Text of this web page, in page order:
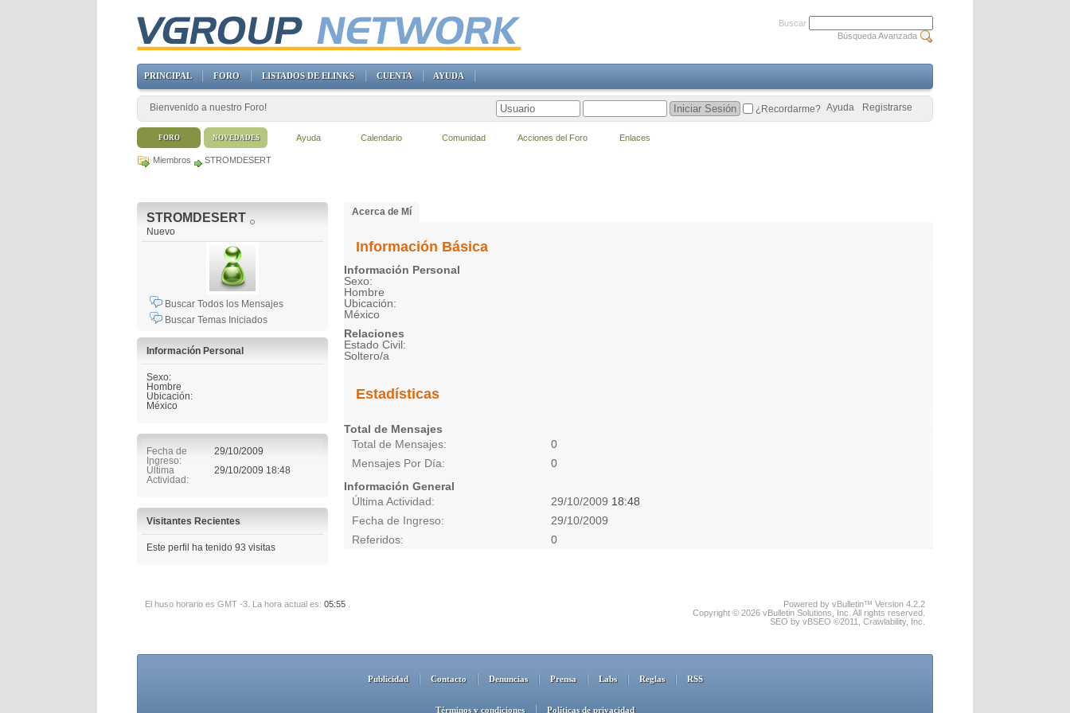
Miembros STROMDESERT
STROMDESERT
Nuevo
Buscar Todos los Mensajes
Buscar Temas Iniciados
Información Personal
Sexo:
Hombre
Ubicación:
México
Fecha de
Ingreso
29/10/2009
Última
Actividad
29/10/2009 18:48
Visitantes Recientes
Este perfil ha tenido 93 visitas
Acerca de Mí
Información Básica
Información Personal
Sexo:
Hombre
Ubicación:
México
Relaciones
Estado Civil:
Soltero/a
Estadísticas
Total de Mensajes
Total de Mensajes
0
Mensajes Por Día
0
Información General
Última Actividad
29/10/2009 18:48
Fecha de Ingreso
29/10/2009
Referidos
0
El huso horario es GMT -3. La hora actual es: 05:55
Powered by vBulletin™ Version 4.2.2
Copyright © 2026 vBulletin Solutions, Inc. All rights reserved.
SEO by vBSEO ©2011, Crawlability, Inc.
Publicidad Contacto Denuncias Prensa Labs Reglas RSS
Términos y condiciones Políticas de privacidad
Buscar
Búsqueda Avanzada
PRINCIPAL FORO LISTADOS DE ELINKS CUENTA AYUDA
Bienvenido a nuestro Foro! Registrarse
Ayuda
¿Recordarme?
FORO Ayuda Calendario Comunidad Acciones del Foro Enlaces
NOVEDADES